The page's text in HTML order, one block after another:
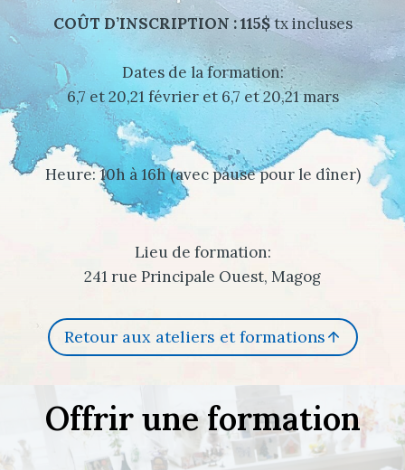
COÛT D’INSCRIPTION : 115$tx incluses
Dates de la formation:
6,7 et 20,21 février et 6,7 et 20,21 mars
Heure: 10h à 16h (avec pause pour le dîner)
Lieu de formation:
241 rue Principale Ouest, Magog
Retour aux ateliers et formations
Offrir une formation